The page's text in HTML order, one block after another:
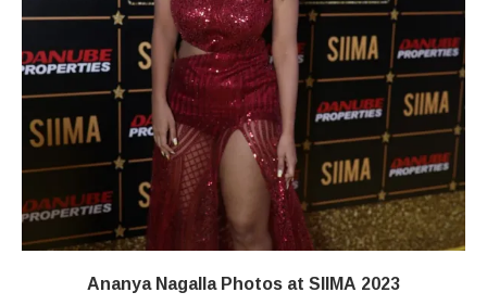
Ananya Nagalla Photos at SIIMA 2023